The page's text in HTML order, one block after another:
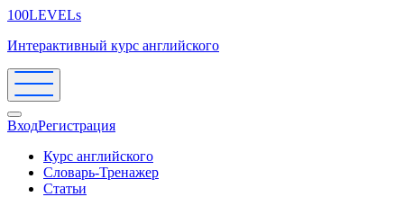
100LEVELs
Интерактивный курс английского
ВходРегистрация
Курс английского
Словарь-Тренажер
Статьи